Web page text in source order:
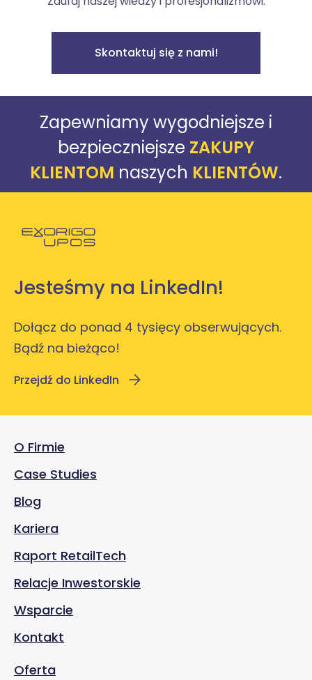
Skontaktuj się z nami!
Zapewniamy wygodniejsze i
bezpieczniejsze ZAKUPY
KLIENTOM naszych KLIENTÓW.
Jesteśmy na LinkedIn!
Dołącz do ponad 4 tysięcy obserwujących.
Bądź na bieżąco!
Przejdź do LinkedIn
O Firmie
Case Studies
Blog
Kariera
Raport RetailTech
Relacje Inwestorskie
Wsparcie
Kontakt
Oferta